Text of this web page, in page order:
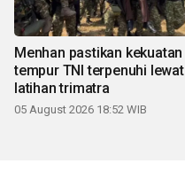
Menhan pastikan kekuatan
tempur TNI terpenuhi lewat
latihan trimatra
05 August 2026 18:52 WIB